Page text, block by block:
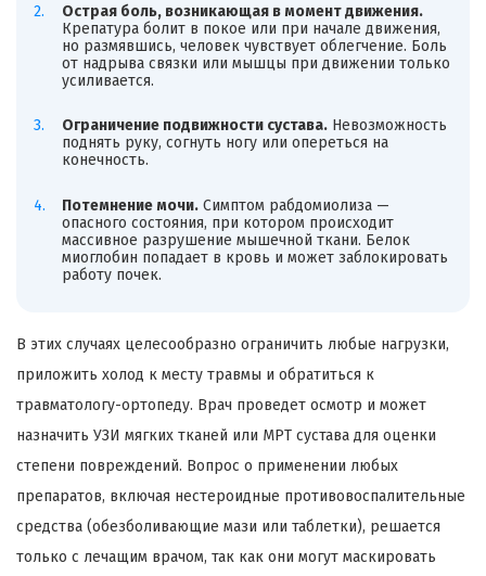
Острая боль, возникающая в момент движения.
Крепатура болит в покое или при начале движения,
но размявшись, человек чувствует облегчение. Боль
от надрыва связки или мышцы при движении только
усиливается.
Ограничение подвижности сустава.Невозможность
поднять руку, согнуть ногу или опереться на
конечность.
Потемнение мочи.Симптом рабдомиолиза —
опасного состояния, при котором происходит
массивное разрушение мышечной ткани. Белок
миоглобин попадает в кровь и может заблокировать
работу почек.
В этих случаях целесообразно ограничить любые нагрузки,
приложить холод к месту травмы и обратиться к
травматологу-ортопеду. Врач проведет осмотр и может
назначить УЗИ мягких тканей или МРТ сустава для оценки
степени повреждений. Вопрос о применении любых
препаратов, включая нестероидные противовоспалительные
средства (обезболивающие мази или таблетки), решается
только с лечащим врачом, так как они могут маскировать